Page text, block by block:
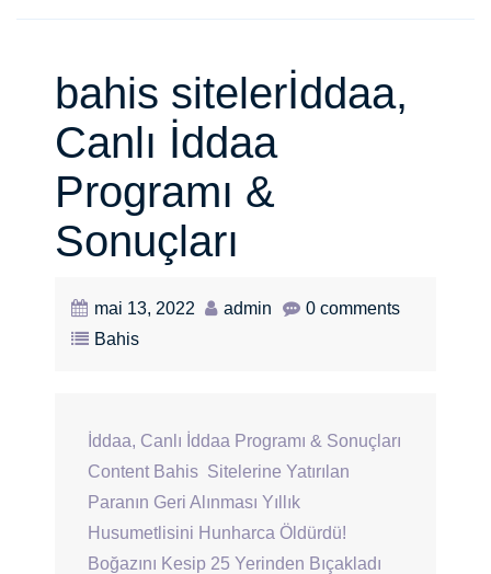
bahis sitelerİddaa,
Canlı İddaa
Programı &
Sonuçları
mai 13, 2022 admin
0 comments
Bahis
İddaa, Canlı İddaa Programı & Sonuçları
Content Bahis Sitelerine Yatırılan
Paranın Geri Alınması Yıllık
Husumetlisini Hunharca Öldürdü!
Boğazını Kesip 25 Yerinden Bıçakladı